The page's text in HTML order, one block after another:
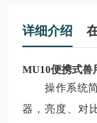
详细介绍
MU10便携式兽
操作系统
器，亮度、对